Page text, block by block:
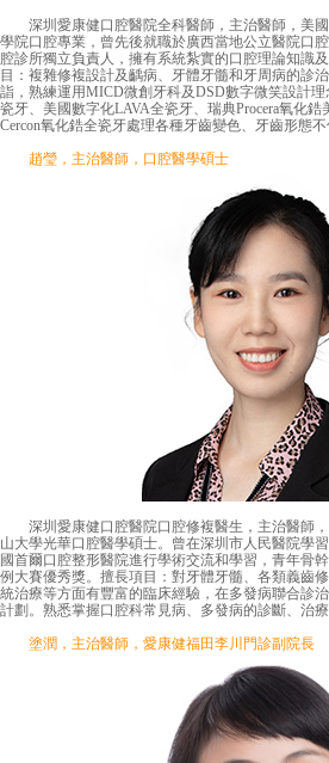
深圳愛康健口腔醫院全科醫師，主治醫師，美國
學院口腔專業，曾先後就職於廣西當地公立醫院口
腔診所獨立負責人，擁有系統紮實的口腔理論知識
目：複雜修複設計及齲病、牙體牙髓和牙周病的診
詣，熟練運用MICD微創牙科及DSD數字微笑設計
瓷牙、美國數字化LAVA全瓷牙、瑞典Procera氧化
Cercon氧化鋯全瓷牙處理各種牙齒變色、牙齒形態不
趙瑩，主治醫師，口腔醫學碩士
深圳愛康健口腔醫院口腔修複醫生，主治醫師，
山大學光華口腔醫學碩士。曾在深圳市人民醫院學
國首爾口腔整形醫院進行學術交流和學習，青年骨
例大賽優秀獎。擅長項目：對牙體牙髓、各類義齒
統治療等方面有豐富的臨床經驗，在多發病聯合診
計劃。熟悉掌握口腔科常見病、多發病的診斷、治療
塗潤，主治醫師，愛康健福田李川門診副院長